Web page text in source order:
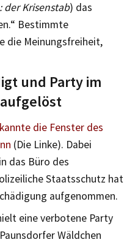
der Krisenstab) das
Bestimmte
die Meinungsfreiheit,
und Party im
die Fenster des
(Die Linke). Dabei
das Büro des
Staatsschutz hat
aufgenommen.
eine verbotene Party
Wäldchen